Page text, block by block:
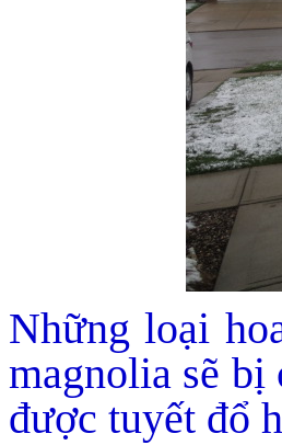
Những loại
magnolia sẽ bị
được tuyết đổ